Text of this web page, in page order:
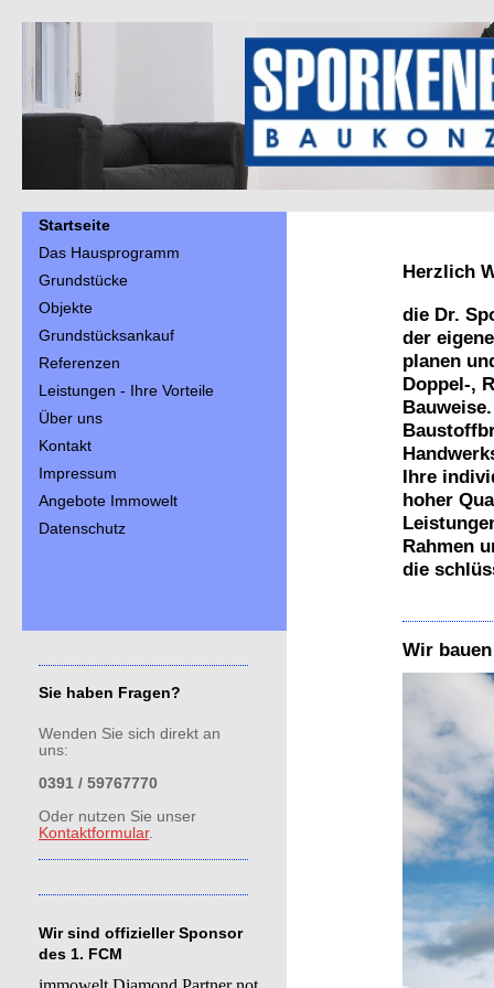
Herzlich
die Dr.
der
planen
Doppel-,
Ihre
hoher
Rahmen
die
Wir
Startseite
Das Hausprogramm
Grundstücke
Objekte
Grundstücksankauf
Referenzen
Leistungen - Ihre Vorteile
Über uns
Kontakt
Impressum
Angebote Immowelt
Datenschutz
Sie haben Fragen?
Wenden Sie sich direkt an
uns:
0391 / 59767770
Oder nutzen Sie unser
Kontaktformular.
Wir sind offizieller Sponsor
des 1. FCM